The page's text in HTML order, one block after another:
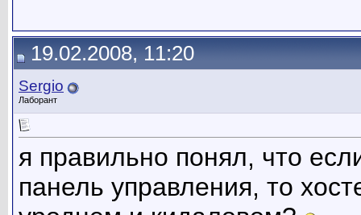
19.02.2008, 11:20
Sergio
Лаборант
я правильно понял, что
панель управления, то